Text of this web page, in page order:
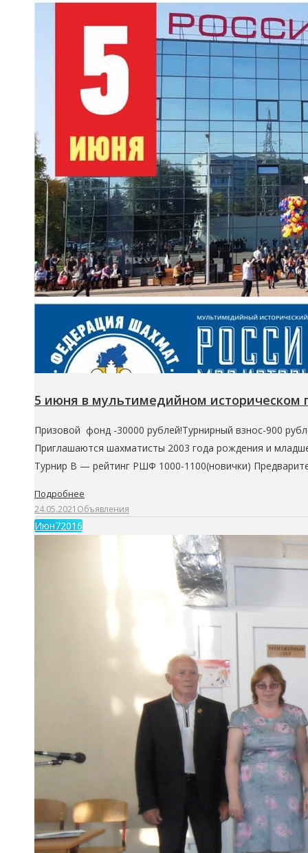
5 июня в мультимедийном историческом
Призовой фонд -30000 рублей!Турнирный взнос-900
Приглашаются шахматисты 2003 года рождения и
Турнир В — рейтинг РШФ 1000-1100(новички)
Подробнее
24.05.2021 Объявления
Июн72016